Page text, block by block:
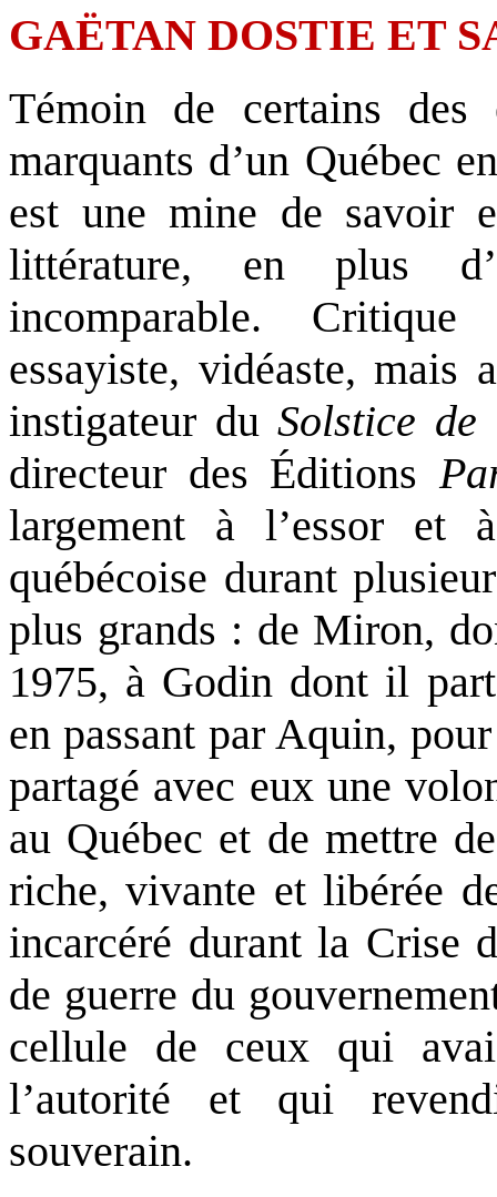
GAËTAN DOSTIE ET
Témoin de certains des
marquants d’un Québec
est une mine de savoir
littérature, en plus
incomparable.
essayiste, vidéaste, mais
instigateur du Solstice de
directeur des Éditions
largement à l’essor et
québécoise durant
plus grands : de Miron,
1975, à Godin dont il
en passant par Aquin,
partagé avec eux une
au Québec et de mettre
riche, vivante et libérée
incarcéré durant la Crise
de guerre du
cellule de ceux qui
l’autorité et qui
souverain.